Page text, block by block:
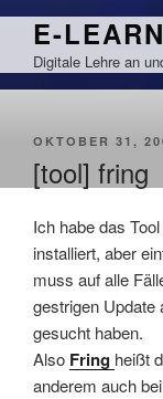
Zum
springen
E-
Digitale Lehre an
OKTOBER 31,
[tool] fring
Ich habe das
installiert, aber
muss auf alle
gestrigen Update
gesucht haben.
Also Fring heißt
anderem auch